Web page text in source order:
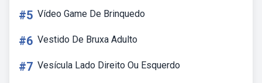
#5 Vídeo Game De Brinquedo
#6 Vestido De Bruxa Adulto
#7 Vesícula Lado Direito Ou Esquerdo